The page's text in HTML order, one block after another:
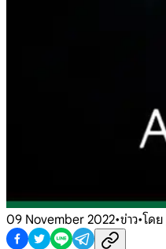
09 November 2022•ข่าว•โดย